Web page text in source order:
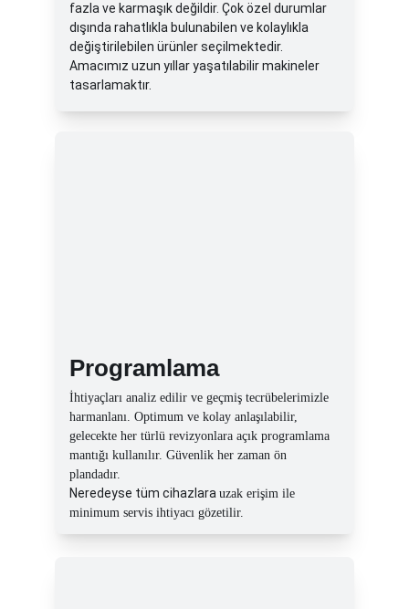
Programlama
fazla ve karmaşık değildir. Çok özel durumlar
dışında rahatlıkla bulunabilen ve kolaylıkla
değiştirilebilen ürünler seçilmektedir.
Amacımız uzun yıllar yaşatılabilir makineler
tasarlamaktır.
İhtiyaçları analiz edilir ve geçmiş tecrübelerimizle
harmanlanı. Optimum ve kolay anlaşılabilir,
gelecekte her türlü revizyonlara açık programlama
mantığı kullanılır. Güvenlik her zaman ön
plandadır.
Neredeyse tüm cihazlara uzak erişim ile
minimum servis ihtiyacı gözetilir.